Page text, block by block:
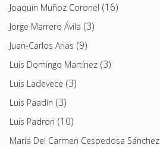
Joaquin Muñoz Coronel (16)
Jorge Marrero Ávila (3)
Juan-Carlos Arias (9)
Luis Domingo Martínez (3)
Luis Ladevece (3)
Luis Paadín (3)
Luis Padron (10)
María Del Carmen Cespedosa Sánchez